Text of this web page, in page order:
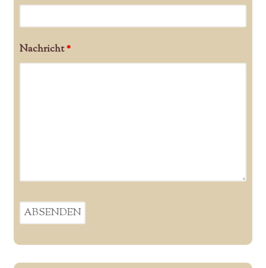
Nachricht*